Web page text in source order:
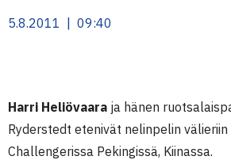
5.8.2011 | 09:40
Harri Heliövaara ja hänen
Ryderstedt etenivät nelinpelin välieriin
Challengerissa Pekingissä, Kiinassa.